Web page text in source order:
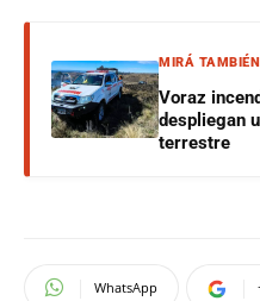
MIRÁ TAMBIÉN
Voraz
despliegan
terrestre
WhatsApp